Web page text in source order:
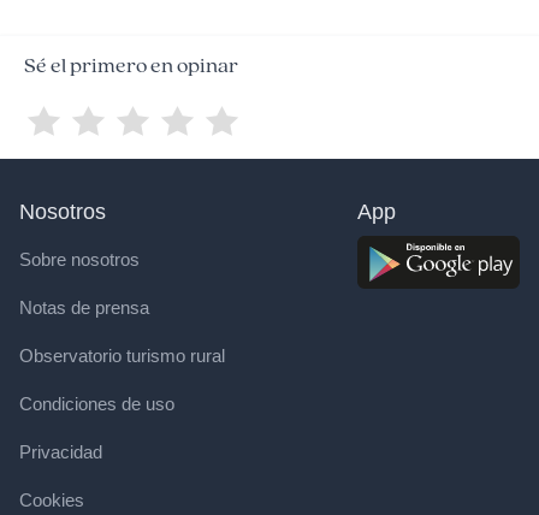
Sé el primero en opinar
Nosotros
Sobre nosotros
Notas de prensa
Observatorio turismo rural
Condiciones de uso
Privacidad
Cookies
App